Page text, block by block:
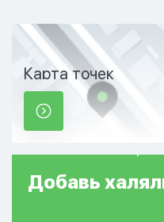
Карта точек
Добавь